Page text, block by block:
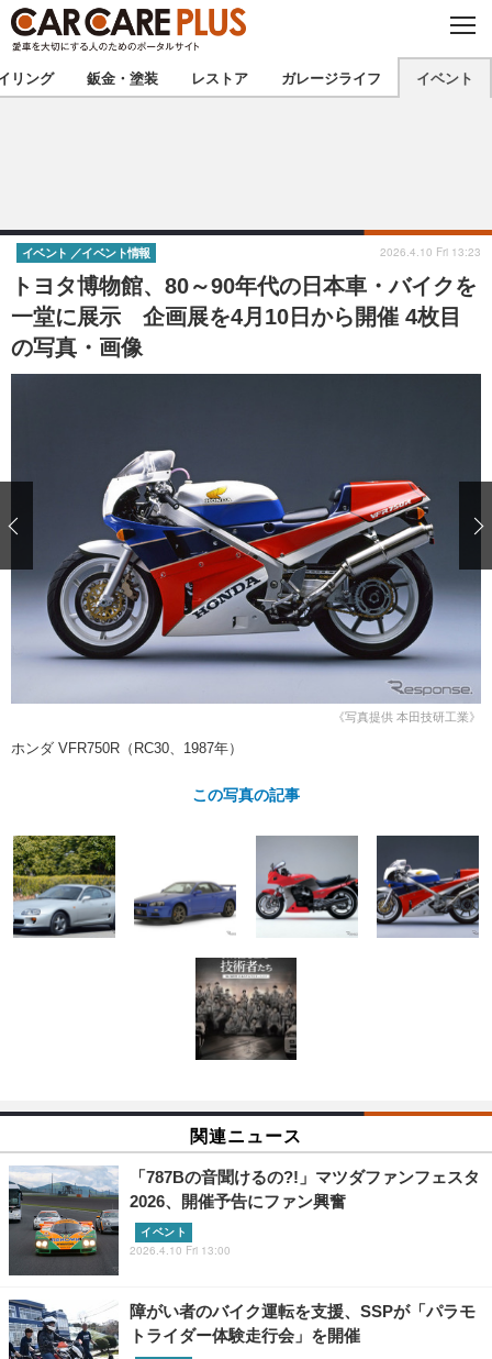
C
O
S
E
★カーケアプラス認定★ 厳選プロショップを地域から探す
甲信越 北陸
東海 関西
中国
ショップレポート 愛車 File
自動車豆知識 ストップ！不具合修理＆粗悪修理
鈑金・塗装
ディテイリング
ディテイリング 洗車
ヘッドライト磨き コーティング
フィルム・ラッピング
鈑金・塗装
小キズ直し 防錆
特集記事
ストップ 不具合修理＆粗悪修理
カーメーカー「旧車」関連プロジェ
クト
コラム
ショップ紹介
プロショップ検索
ェクト
リング 鈑金・塗装 レストア ガレージライフ イベント
トヨタ博物館、80～90年代の日本車・バイクを
一堂に展示 企画展を4月10日から開催 4枚目
の写真・画像
イベント イベント情報 2026.4.10 Fri 13:23
《写真提供 本田技研工業》
ホンダ VFR750R（RC30、1987年）
この写真の記事
関連ニュース
「787Bの音聞けるの?!」マツダファンフェスタ
2026、開催予告にファン興奮
イベント
2026.4.10 Fri 13:00
障がい者のバイク運転を支援、SSPが「パラモ
トライダー体験走行会」を開催